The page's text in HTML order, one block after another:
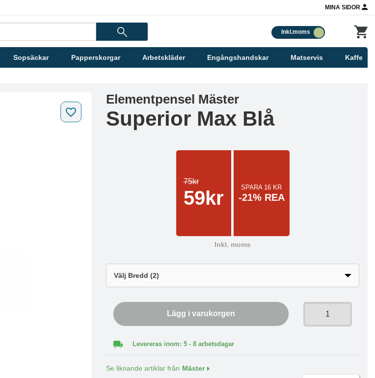
MINA SIDOR
Inkl.moms
Sopsäckar Papperskorgar Arbetskläder Engångshandskar Matservis Kaffe
Elementpensel Mäster
Superior Max Blå
75kr
59kr SPARA 16 KR
-21% REA
Inkl. moms
Lägg i varukorgen
Levereras inom: 5 - 8 arbetsdagar
Se liknande artiklar från Mäster